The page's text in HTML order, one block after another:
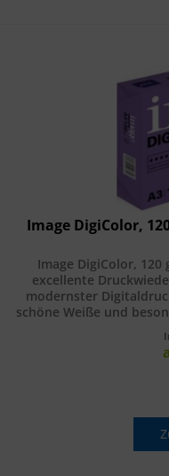
Image DigiColor,
Image DigiColor, 120
excellente
modernster
schöne Weiße und